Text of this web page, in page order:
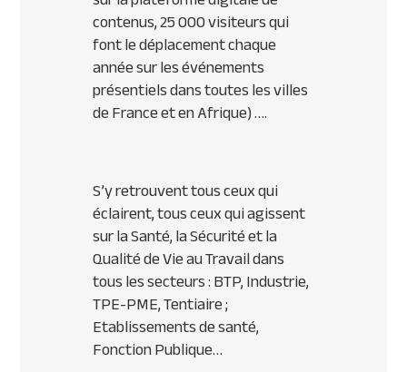
contenus, 25 000 visiteurs qui
font le déplacement chaque
année sur les événements
présentiels dans toutes les villes
de France et en Afrique) ….
S’y retrouvent tous ceux qui
éclairent, tous ceux qui agissent
sur la Santé, la Sécurité et la
Qualité de Vie au Travail dans
tous les secteurs : BTP, Industrie,
TPE-PME, Tentiaire ;
Etablissements de santé,
Fonction Publique…